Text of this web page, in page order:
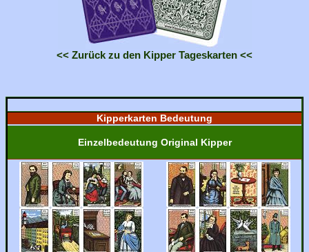
<< Zurück zu den Kipper Tageskarten <<
Kipperkarten Bedeutung
Einzelbedeutung Original Kipper